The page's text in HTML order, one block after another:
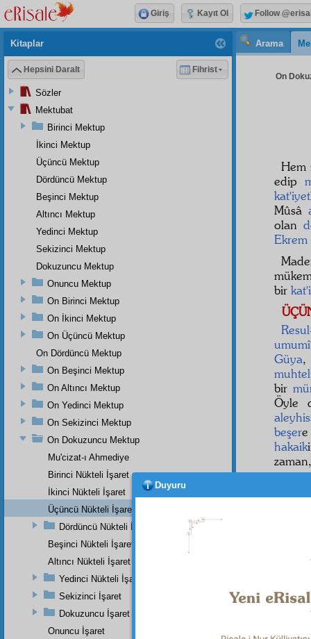
Arama
On
Hem
edip
kat'iyet
Mûsâ
olan
Ekrem
bir
umumî
Güya,
bir
Öyle
beşer
hakaik
Kitaplar
Hepsini Daralt Fihrist
Sözler
Mektubat
Birinci Mektup
İkinci Mektup
Üçüncü Mektup
Dördüncü Mektup
Beşinci Mektup
Altıncı Mektup
Yedinci Mektup
Sekizinci Mektup
Dokuzuncu Mektup
Onuncu Mektup
On Birinci Mektup
On İkinci Mektup
On Üçüncü Mektup
On Dördüncü Mektup
On Beşinci Mektup
On Altıncı Mektup
On Yedinci Mektup
On Sekizinci Mektup
On Dokuzuncu Mektup
Mu'cizat-ı Ahmediye
Birinci Nükteli İşaret
İkinci Nükteli İşaret
Üçüncü Nükteli İşaret
Dördüncü Nükteli İşaret
Beşinci Nükteli İşaret
Altıncı Nükteli İşaret
Yedinci Nükteli İşaret
Sekizinci İşaret
Dokuzuncu İşaret
Onuncu İşaret
Giriş Kayıt Ol Follow
Duyuru